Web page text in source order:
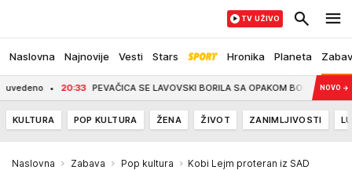
Naslovna Najnovije Vesti Stars Hronika Planeta
TV UŽIVO
20:33 PEVAČICA SE LAVOVSKI BORILA SA OPAKOM BOLEŠĆU, A PRED
NOVO →
KULTURA POP KULTURA ŽENA ŽIVOT ZANIMLJIVOSTI
Naslovna Zabava Pop kultura Kobi Lejm proteran iz SAD